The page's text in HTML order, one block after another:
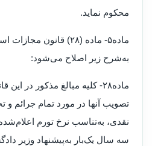
محکوم نماید.
به‌شرح زیر اصلاح می‌شود:
ماده۲۸- کلیه مبالغ مذکور در
تصویب آنها در مورد تمام جرائم و
نقدی، به‌تناسب نرخ تورم
سه سال یک‌بار به‌پیشنهاد وزیر